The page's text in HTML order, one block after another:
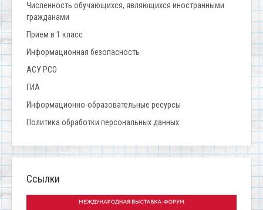
Численность обучающихся, являющихся иностранными
гражданами
Прием в 1 класс
Информационная безопасность
АСУ РСО
ГИА
Информационно-образовательные ресурсы
Политика обработки персональных данных
Ссылки